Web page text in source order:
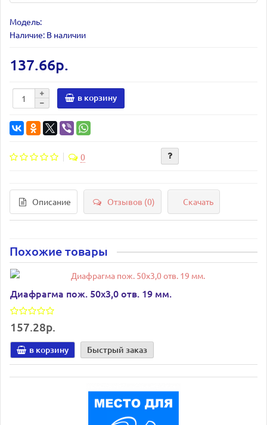
Модель:
Наличие: В наличии
137.66р.
в корзину
0
Описание Отзывов (0) Скачать
Похожие товары
Диафрагма пож. 50х3,0 отв. 19 мм.
157.28р.
в корзину Быстрый заказ